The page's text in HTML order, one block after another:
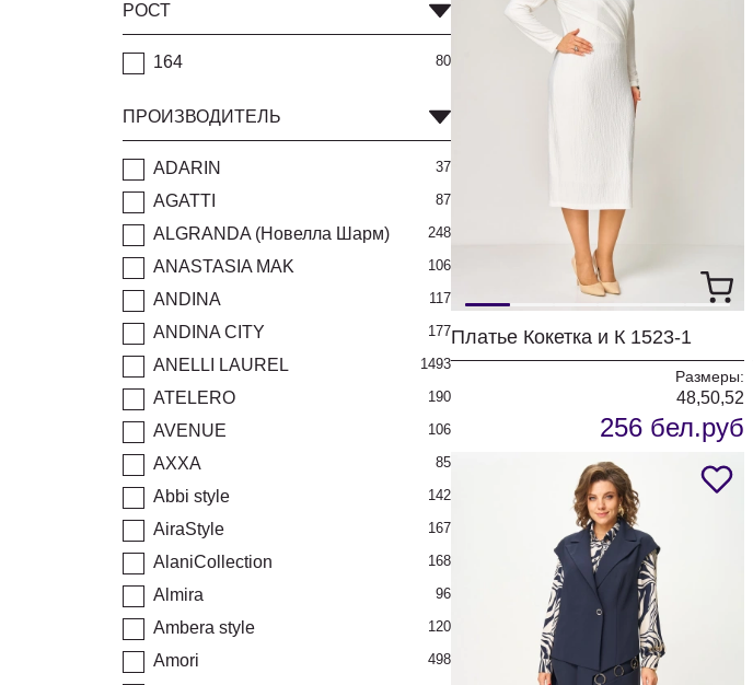
РОСТ
164 80
ПРОИЗВОДИТЕЛЬ
ADARIN 37
AGATTI 87
ALGRANDA (Новелла Шарм) 248
ANASTASIA MAK 106
ANDINA 117
ANDINA CITY 177
ANELLI LAUREL 1493
ATELERO 190
AVENUE 106
AXXA 85
Abbi style 142
AiraStyle 167
AlaniCollection 168
Almira 96
Ambera style 120
Amori 498
Платье Кокетка и К 1523-1
Размеры:
48,50,52
256 бел.руб